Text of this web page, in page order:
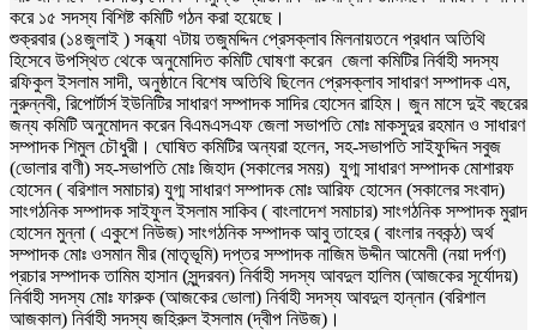
করে ১৫ সদস্য বিশিষ্ট কমিটি গঠন করা হয়েছে।
শুক্রবার (১৪জুলাই ) সন্ধ্যা ৭টায় তজুমদ্দিন প্রেসক্লাব মিলনায়তনে প্রধান অতিথি
হিসেবে উপস্থিত থেকে অনুমোদিত কমিটি ঘোষণা করেন জেলা কমিটির নির্বাহী সদস্য
রফিকুল ইসলাম সাদী, অনুষ্ঠানে বিশেষ অতিথি ছিলেন প্রেসক্লাব সাধারণ সম্পাদক এম,
নুরুন্নবী, রিপোর্টার্স ইউনিটির সাধারণ সম্পাদক সাদির হোসেন রাহিম। জুন মাসে দুই বছরের
জন্য কমিটি অনুমোদন করেন বিএমএসএফ জেলা সভাপতি মোঃ মাকসুদুর রহমান ও সাধারণ
সম্পাদক শিমুল চৌধুরী। ঘোষিত কমিটির অন্যরা হলেন, সহ-সভাপতি সাইফুদ্দিন সবুজ
(ভোলার বাণী) সহ-সভাপতি মোঃ জিহাদ (সকালের সময়) যুগ্ম সাধারণ সম্পাদক মোশারফ
হোসেন ( বরিশাল সমাচার) যুগ্ম সাধারণ সম্পাদক মোঃ আরিফ হোসেন (সকালের সংবাদ)
সাংগঠনিক সম্পাদক সাইফুল ইসলাম সাকিব ( বাংলাদেশ সমাচার) সাংগঠনিক সম্পাদক মুরাদ
হোসেন মুন্না ( একুশে নিউজ) সাংগঠনিক সম্পাদক আবু তাহের ( বাংলার নবকন্ঠ) অর্থ
সম্পাদক মোঃ ওসমান মীর (মাতৃভূমি) দপ্তর সম্পাদক নাজিম উদ্দীন আমেনী (নয়া দর্পণ)
প্রচার সম্পাদক তামিম হাসান (সুন্দরবন) নির্বাহী সদস্য আবদুল হালিম (আজকের সূর্যোদয়)
নির্বাহী সদস্য মোঃ ফারুক (আজকের ভোলা) নির্বাহী সদস্য আবদুল হান্নান (বরিশাল
আজকাল) নির্বাহী সদস্য জহিরুল ইসলাম (দ্বীপ নিউজ)।